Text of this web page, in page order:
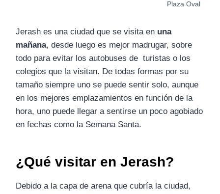
Plaza Oval
Jerash es una ciudad que se visita en una
mañana, desde luego es mejor madrugar, sobre
todo para evitar los autobuses de turistas o los
colegios que la visitan. De todas formas por su
tamaño siempre uno se puede sentir solo, aunque
en los mejores emplazamientos en función de la
hora, uno puede llegar a sentirse un poco agobiado
en fechas como la Semana Santa.
¿Qué visitar en Jerash?
Debido a la capa de arena que cubría la ciudad,